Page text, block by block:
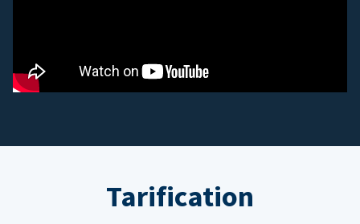
Tarification